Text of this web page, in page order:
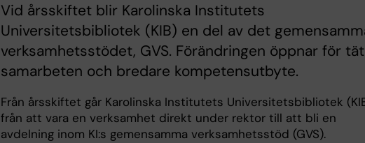
Vid årsskiftet blir Karolinska Institutets
Universitetsbibliotek (KIB) en del av det
verksamhetsstödet, GVS. Förändringen öppnar för
samarbeten och bredare kompetensutbyte.
Från årsskiftet går Karolinska Institutets Universitetsbibliotek
från att vara en verksamhet direkt under rektor till att bli en
avdelning inom KI:s gemensamma verksamhetsstöd (GVS).